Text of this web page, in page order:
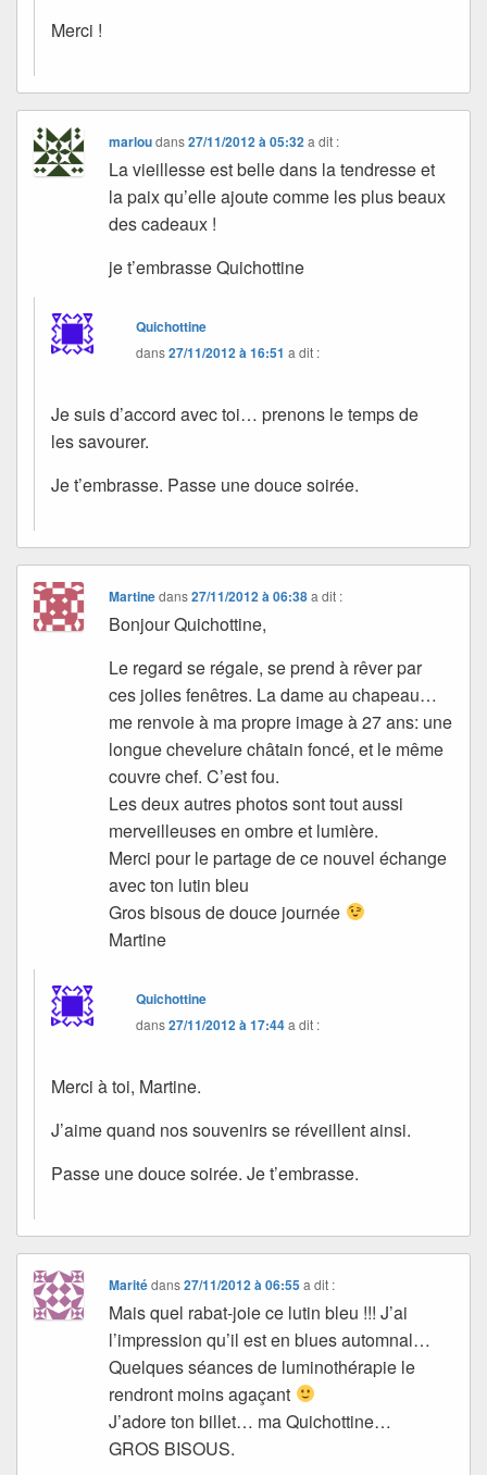
Merci !
marloudans27/11/2012 à 05:32 a dit :
La vieillesse est belle dans la tendresse et
la paix qu’elle ajoute comme les plus beaux
des cadeaux !
je t’embrasse Quichottine
Quichottine
dans27/11/2012 à 16:51 a dit :
Je suis d’accord avec toi… prenons le temps de
les savourer.
Je t’embrasse. Passe une douce soirée.
Martinedans27/11/2012 à 06:38 a dit :
Bonjour Quichottine,
Le regard se régale, se prend à rêver par
ces jolies fenêtres. La dame au chapeau…
me renvoie à ma propre image à 27 ans: une
longue chevelure châtain foncé, et le même
couvre chef. C’est fou.
Les deux autres photos sont tout aussi
merveilleuses en ombre et lumière.
Merci pour le partage de ce nouvel échange
avec ton lutin bleu
Gros bisous de douce journée
Martine
Quichottine
dans27/11/2012 à 17:44a dit :
Merci à toi, Martine.
J’aime quand nos souvenirs se réveillent ainsi.
Passe une douce soirée. Je t’embrasse.
Maritédans27/11/2012 à 06:55 a dit :
Mais quel rabat-joie ce lutin bleu !!! J’ai
l’impression qu’il est en blues automnal…
Quelques séances de luminothérapie le
rendront moins agaçant
J’adore ton billet… ma Quichottine…
GROS BISOUS.